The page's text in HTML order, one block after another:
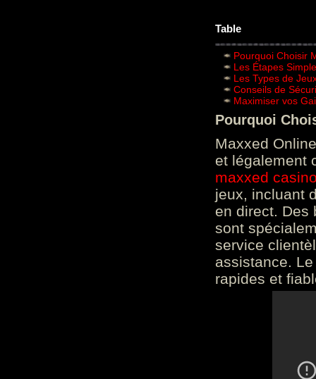
Table
Pourquoi Choisir
Les Étapes
Les Types de
Conseils de
Maximiser vos
Pourquoi
Maxxed
et légalement
maxxed
jeux, incluant
en direct. Des
sont
service
assistance.
rapides et